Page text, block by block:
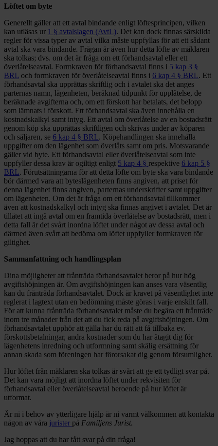
Löftet om byte
Generellt gäller att ett avtal bindande enligt löftesprincipen, vilken
kan utläsas ur 1 § avtalslagen (AvtL). Det kan dock finnas särskilda
regler för vissa typer av avtal vilka måste uppfyllas för att ett sådant
avtal ska vara bindande. Frågan är även hur detta löfte av mäklaren
ska tolkas; dvs. om det är fråga om ett förhandsavtal eller ett
överlåtelseavtal. Formkraven för förhandsavtal finns i 5 kap 3 §
BRL och formkraven för överlåtelseavtal finns i 6 kap 4 § BRL. Ett
förhandsavtal ska upprättas skriftlig och i avtalet ska det anges
parternas namn, lägenheten, beräknad tidpunkt för upplåtelse, de
beräknade avgifterna och, om ett förskott har betalats, det belopp
som lämnats i förskott. Ett förhandsavtal ska även innehålla en
kostnadskalkyl samt intyg. Ett avtal om överlåtelse av en bostadsrätt
genom köp ska upprättas skriftligen och skrivas under av köparen
och säljaren, se 6 kap 4 § BRL. Köpehandlingen ska innehålla
uppgifter om den lägenhet som överlåts samt om pris. Motsvarande
gäller vid byte. Ett förhandsavtal eller överlåtelseavtal som inte
uppfyller dessa krav är ogiltigt enligt 5 kap 4 § respektive 6 kap 5 §
BRL. Förutsättningarna för att detta löfte om byte ska vara bindande
bör därmed vara att byteslägenheten finns angiven, att priset för
denna lägenhet finns angiven, parternas underskrifter samt uppgifter
om lägenheten. Om det är fråga om ett förhandsavtal tillkommer
även att kostnadskalkyl och intyg ska finnas angivet i avtalet. Det är
tillåtet att ingå avtal om en framtida överlåtelse av bostadsrätt, men i
detta fall är det svårt inordna löftet under något av dessa avtal och
därmed även svårt att bedöma om löftet uppfyller formkraven för
giltighet.
Sammanfattning och handlingsplan
Dina möjligheter att frånträda förhandsavtalet beror på hur hög
avgiftshöjningen är. Om avgiftshöjningen kan anses vara väsentlig
kan du frånträda förhandsavtalet. Dock är kravet på väsentlighet inte
reglerat i lagtext utan en bedömning måste göras i varje enskilt fall.
För att kunna frånträda förhandsavtalet måste du begära ett frånträde
inom tre månader från det att du fick reda på avgiftshöjningen. Om
förhandsavtalet upphör att gälla har du rätt att få tillbaka ev.
förskottsbetalningar, andra kostnader som du har åtagit dig för
lägenhetens inredning och utformning samt skälig ersättning för
annan skada som föreningen har förorsakat dig genom försumlighet.
Hur löftet från mäklaren ska tolkas är svårt att ge ett tydligt svar på.
Det kan vara möjligt att inordna löftet under rekvisiten för
förhandsavtal eller överlåtelseavtal beroende på hur löftet är
utformat.
Är ni i behov av ytterligare hjälp är ni varmt välkommen att kontakta
någon av våra jurister på Familjens Jurist.
Jag hoppas att du har fått svar på din fråga!